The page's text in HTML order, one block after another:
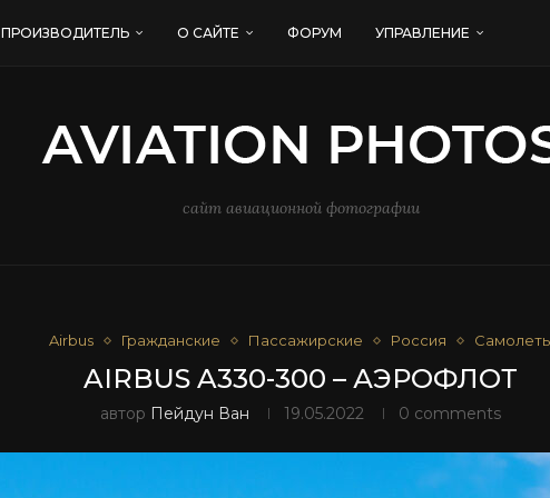
ПРОИЗВОДИТЕЛЬ О САЙТЕ ФОРУМ УПРАВЛЕНИЕ
сайт авиационной фотографии
Airbus Гражданские Пассажирские Россия
AIRBUS A330-300 – АЭРОФЛОТ
автор Пейдун Ван 19.05.2022 0 comments